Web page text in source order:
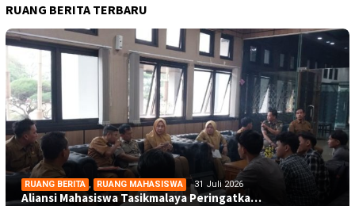
RUANG BERITA TERBARU
RUANG BERITA , RUANG MAHASISWA 31 Juli 2026
Aliansi Mahasiswa Tasikmalaya Peringatka…